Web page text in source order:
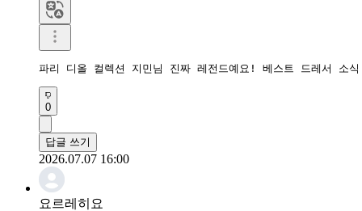
파리 디올 컬렉션 지민님 진짜 레전드예요! 베스트 드레서 소
0
답글 쓰기
2026.07.07 16:00
요르레히요